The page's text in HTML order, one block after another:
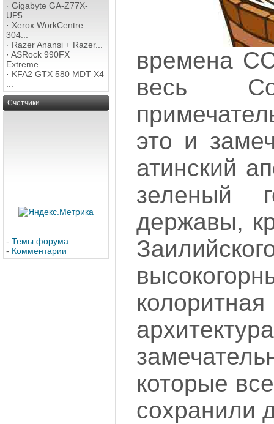
· Gigabyte GA-Z77X-
UP5...
· Xerox WorkCentre
304...
· Razer Anansi + Razer...
· ASRock 990FX
Extreme...
· KFA2 GTX 580 MDT X4
Счетчики
- Темы форума
- Комментарии
времена
весь
это и
атинский
зеленый
державы,
которые
сохранили